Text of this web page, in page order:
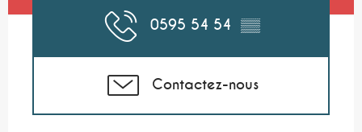
0595 54 54 ▒▒
Contactez-nous